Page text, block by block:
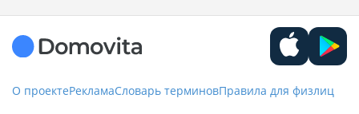
О проектеРекламаСловарь терминовПравила для физлиц